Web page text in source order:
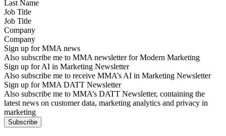
Job Title
Company
Sign up for MMA news
Also subscribe me to MMA newsletter for Modern Marketing
Sign up for AI in Marketing Newsletter
Also subscribe me to receive MMA’s AI in Marketing Newsletter
Sign up for MMA DATT Newsletter
Also subscribe me to MMA’s DATT Newsletter, containing the
latest news on customer data, marketing analytics and privacy in
marketing